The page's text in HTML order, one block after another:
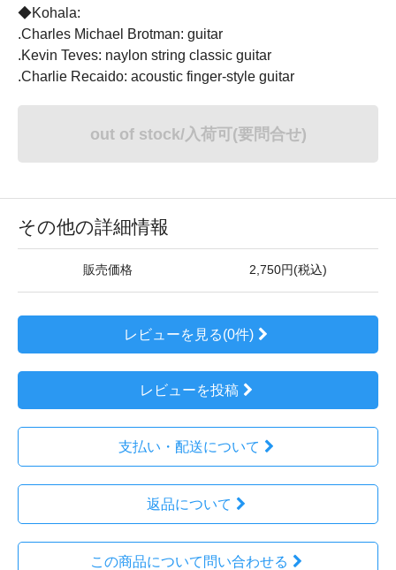
◆Kohala:
.Charles Michael Brotman: guitar
.Kevin Teves: naylon string classic guitar
.Charlie Recaido: acoustic finger-style guitar
out of stock/入荷可(要問合せ)
その他の詳細情報
販売価格 2,750円(税込)
レビューを見る(0件)
レビューを投稿
支払い・配送について
返品について
この商品について問い合わせる